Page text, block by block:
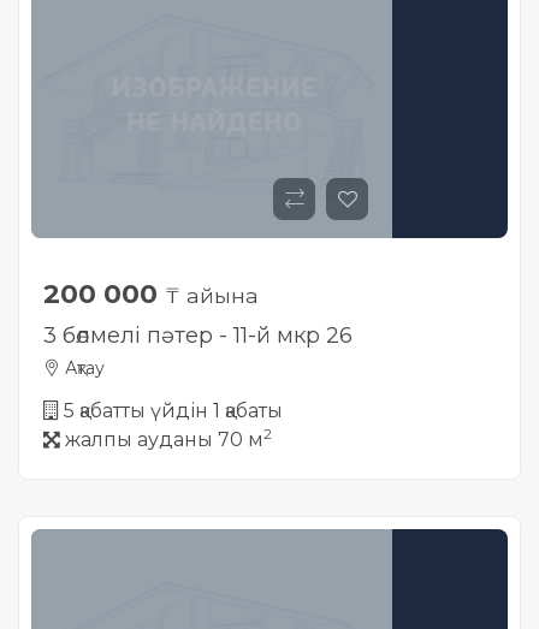
200 000 ₸ айына
3 бөлмелі пәтер - 11-й мкр 26
Ақтау
5 қабатты үйдін 1 қабаты
жалпы ауданы 70 м2